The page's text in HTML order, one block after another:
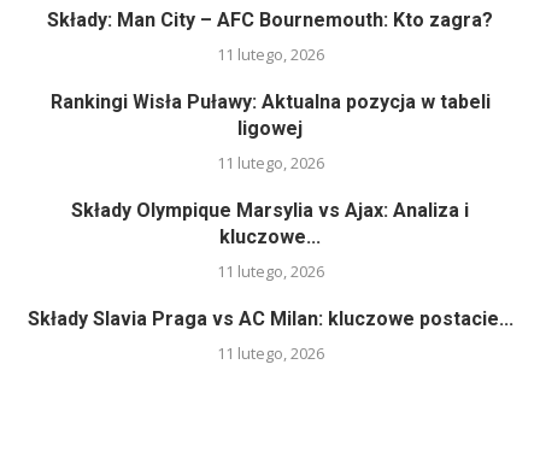
Składy: Man City – AFC Bournemouth: Kto zagra?
11 lutego, 2026
Rankingi Wisła Puławy: Aktualna pozycja w tabeli
ligowej
11 lutego, 2026
Składy Olympique Marsylia vs Ajax: Analiza i
kluczowe...
11 lutego, 2026
Składy Slavia Praga vs AC Milan: kluczowe postacie...
11 lutego, 2026